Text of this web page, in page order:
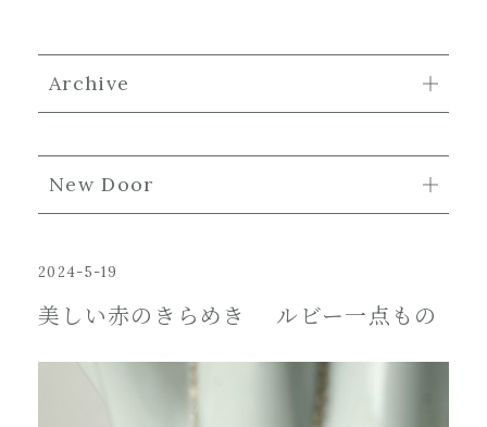
Archive
New Door
2024-5-19
美しい赤のきらめき ルビー一点もの